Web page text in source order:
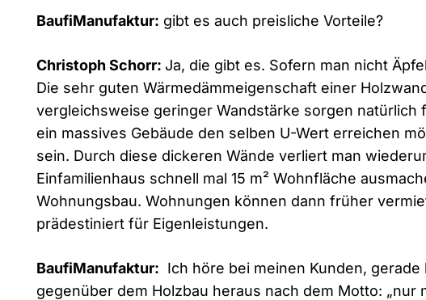
BaufiManufaktur: gibt es auch preisliche Vorteile?
Christoph Schorr: Ja, die gibt es. Sofern man nicht
Die sehr guten Wärmedämmeigenschaft einer
vergleichsweise geringer Wandstärke sorgen
ein massives Gebäude den selben U-Wert erreichen
sein. Durch diese dickeren Wände verliert man
Einfamilienhaus schnell mal 15 m² Wohnfläche
Wohnungsbau. Wohnungen können dann früher
prädestiniert für Eigenleistungen.
BaufiManufaktur: Ich höre bei meinen Kunden,
gegenüber dem Holzbau heraus nach dem Motto: „nur